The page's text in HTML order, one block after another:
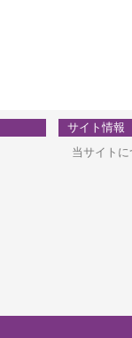
サイト情報
当サイトに